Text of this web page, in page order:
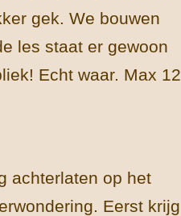
gek. We bouwen
les staat er gewoon
Echt waar. Max 12
achterlaten op het
Eerst krijg